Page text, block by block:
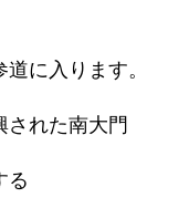
に入ります。
された南大門
る